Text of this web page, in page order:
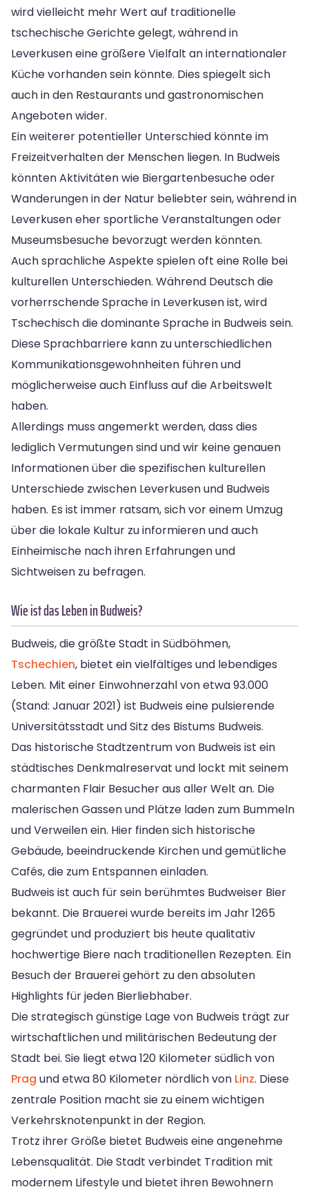
wird vielleicht mehr Wert auf traditionelle
tschechische Gerichte gelegt, während in
Leverkusen eine größere Vielfalt an internationaler
Küche vorhanden sein könnte. Dies spiegelt sich
auch in den Restaurants und gastronomischen
Angeboten wider.
Ein weiterer potentieller Unterschied könnte im
Freizeitverhalten der Menschen liegen. In Budweis
könnten Aktivitäten wie Biergartenbesuche oder
Wanderungen in der Natur beliebter sein, während in
Leverkusen eher sportliche Veranstaltungen oder
Museumsbesuche bevorzugt werden könnten.
Auch sprachliche Aspekte spielen oft eine Rolle bei
kulturellen Unterschieden. Während Deutsch die
vorherrschende Sprache in Leverkusen ist, wird
Tschechisch die dominante Sprache in Budweis sein.
Diese Sprachbarriere kann zu unterschiedlichen
Kommunikationsgewohnheiten führen und
möglicherweise auch Einfluss auf die Arbeitswelt
haben.
Allerdings muss angemerkt werden, dass dies
lediglich Vermutungen sind und wir keine genauen
Informationen über die spezifischen kulturellen
Unterschiede zwischen Leverkusen und Budweis
haben. Es ist immer ratsam, sich vor einem Umzug
über die lokale Kultur zu informieren und auch
Einheimische nach ihren Erfahrungen und
Sichtweisen zu befragen.
Wie ist das Leben in Budweis?
Budweis, die größte Stadt in Südböhmen,
Tschechien, bietet ein vielfältiges und lebendiges
Leben. Mit einer Einwohnerzahl von etwa 93.000
(Stand: Januar 2021) ist Budweis eine pulsierende
Universitätsstadt und Sitz des Bistums Budweis.
Das historische Stadtzentrum von Budweis ist ein
städtisches Denkmalreservat und lockt mit seinem
charmanten Flair Besucher aus aller Welt an. Die
malerischen Gassen und Plätze laden zum Bummeln
und Verweilen ein. Hier finden sich historische
Gebäude, beeindruckende Kirchen und gemütliche
Cafés, die zum Entspannen einladen.
Budweis ist auch für sein berühmtes Budweiser Bier
bekannt. Die Brauerei wurde bereits im Jahr 1265
gegründet und produziert bis heute qualitativ
hochwertige Biere nach traditionellen Rezepten. Ein
Besuch der Brauerei gehört zu den absoluten
Highlights für jeden Bierliebhaber.
Die strategisch günstige Lage von Budweis trägt zur
wirtschaftlichen und militärischen Bedeutung der
Stadt bei. Sie liegt etwa 120 Kilometer südlich von
Prag und etwa 80 Kilometer nördlich von Linz. Diese
zentrale Position macht sie zu einem wichtigen
Verkehrsknotenpunkt in der Region.
Trotz ihrer Größe bietet Budweis eine angenehme
Lebensqualität. Die Stadt verbindet Tradition mit
modernem Lifestyle und bietet ihren Bewohnern